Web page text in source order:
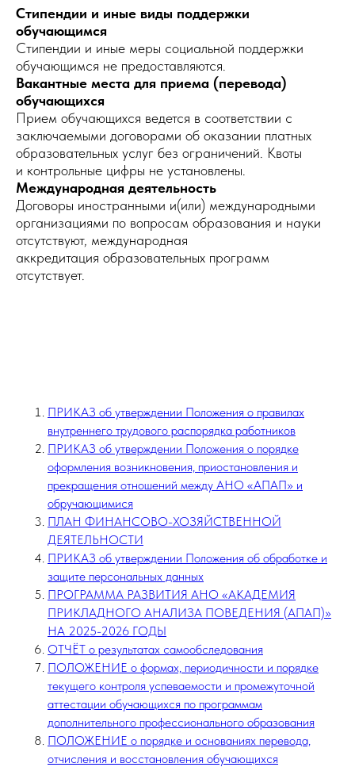
Стипендии и иные виды поддержки
обучающимся
Стипендии и иные меры социальной поддержки
обучающимся не предоставляются.
Вакантные места для приема (перевода)
обучающихся
Прием обучающихся ведется в соответствии с
заключаемыми договорами об оказании платных
образовательных услуг без ограничений. Квоты
и контрольные цифры не установлены.
Международная деятельность
Договоры иностранными и(или) международными
организациями по вопросам образования и науки
отсутствуют, международная
аккредитация образовательных программ
отсутствует.
ПРИКАЗ об утверждении Положения о правилах
внутреннего трудового распорядка работников
ПРИКАЗ об утверждении Положения о порядке
оформления возникновения, приостановления и
прекращения отношений между АНО «АПАП» и
обручающимися
ПЛАН ФИНАНСОВО-ХОЗЯЙСТВЕННОЙ
ДЕЯТЕЛЬНОСТИ
ПРИКАЗ об утверждении Положения об обработке и
защите персональных данных
ПРОГРАММА РАЗВИТИЯ АНО «АКАДЕМИЯ
ПРИКЛАДНОГО АНАЛИЗА ПОВЕДЕНИЯ (АПАП)»
НА 2025-2026 ГОДЫ
ОТЧЁТ о результатах самообследования
ПОЛОЖЕНИЕ о формах, периодичности и порядке
текущего контроля успеваемости и промежуточной
аттестации обучающихся по программам
дополнительного профессионального образования
ПОЛОЖЕНИЕ о порядке и основаниях перевода,
отчисления и восстановления обучающихся